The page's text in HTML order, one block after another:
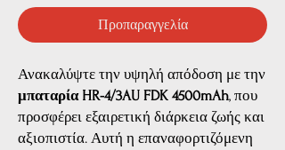
Προπαραγγελία
Ανακαλύψτε την υψηλή απόδοση με την
μπαταρία HR-4/3AU FDK 4500mAh, που
προσφέρει εξαιρετική διάρκεια ζωής και
αξιοπιστία. Αυτή η επαναφορτιζόμενη